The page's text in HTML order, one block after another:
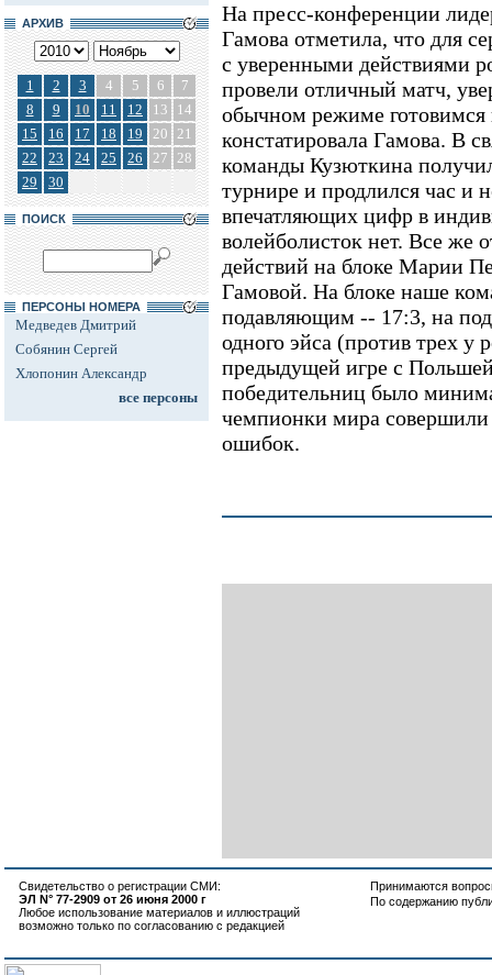
АРХИВ
1 2 3 4 5 6
7
8
9 10 11 12 13
14
15
16 17 18 19 20 21
22
23 24 25 26 27 28
29
30
ПОИСК
ПЕРСОНЫ НОМЕРА
Медведев Дмитрий
Собянин Сергей
Хлопонин Александр
все персоны
На пресс-конференции
Гамова отметила, что для
с уверенными действиями
провели отличный матч,
обычном режиме готовимся
констатировала Гамова. В
команды Кузюткина
турнире и продлился час и
впечатляющих цифр в
волейболисток нет. Все же
действий на блоке Марии
Гамовой. На блоке наше
подавляющим -- 17:3, на
одного эйса (против трех у
предыдущей игре с
победительниц было
чемпионки мира
ошибок.
Свидетельство о регистрации СМИ:
ЭЛ N° 77-2909 от 26 июня 2000 г
Любое использование материалов и иллюстраций
возможно только по согласованию с редакцией
Принимаются
По содержанию